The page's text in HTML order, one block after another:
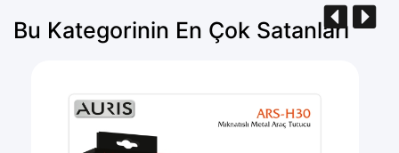
Bu Kategorinin En Çok Satanları